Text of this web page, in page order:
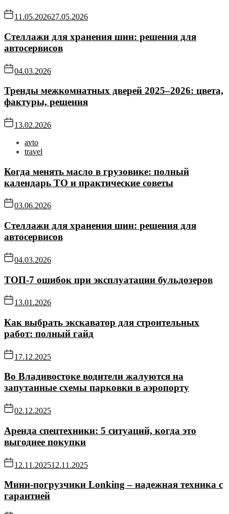
11.05.202627.05.2026
Стеллажи для хранения шин: решения для
автосервисов
04.03.2026
Тренды межкомнатных дверей 2025–2026: цвета,
фактуры, решения
13.02.2026
avto
travel
Когда менять масло в грузовике: полный
календарь ТО и практические советы
03.06.2026
Стеллажи для хранения шин: решения для
автосервисов
04.03.2026
ТОП-7 ошибок при эксплуатации бульдозеров
13.01.2026
Как выбрать экскаватор для строительных
работ: полный гайд
17.12.2025
Во Владивостоке водители жалуются на
запутанные схемы парковки в аэропорту
02.12.2025
Аренда спецтехники: 5 ситуаций, когда это
выгоднее покупки
12.11.202512.11.2025
Мини-погрузчики Lonking – надежная техника с
гарантией